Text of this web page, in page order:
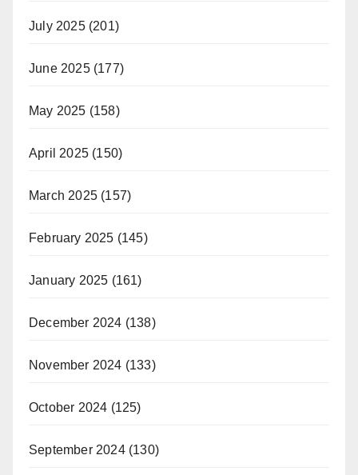
July 2025(201)
June 2025(177)
May 2025 (158)
April 2025 (150)
March 2025 (157)
February 2025 (145)
January 2025 (161)
December 2024 (138)
November 2024 (133)
October 2024 (125)
September 2024(130)